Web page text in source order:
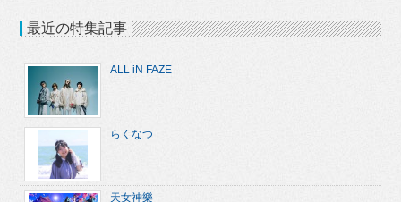
最近の特集記事
ALL iN FAZE
らくなつ
天女神樂